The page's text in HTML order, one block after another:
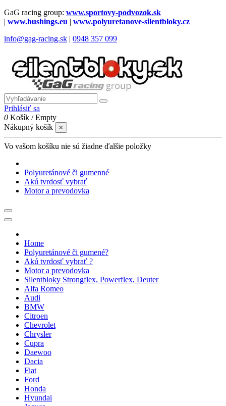
GaG racing group: www.sportovy-podvozok.sk
| www.bushings.eu | www.polyuretanove-silentbloky.cz
info@gag-racing.sk | 0948 357 099
Prihlásiť sa
0 Košík /Empty
Nákupný košík
×
Vo vašom košíku nie sú žiadne ďalšie položky
Polyuretánové či gumenné
Akú tvrdosť vybrať
Motor a prevodovka
Home
Polyuretánové či gumené?
Akú tvrdosť vybrať ?
Motor a prevodovka
Silentbloky Strongflex, Powerflex, Deuter
Alfa Romeo
Audi
BMW
Citroen
Chevrolet
Chrysler
Cupra
Daewoo
Dacia
Fiat
Ford
Honda
Hyundai